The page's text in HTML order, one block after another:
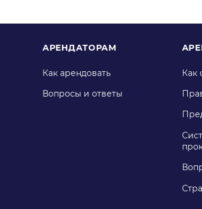
АРЕНДАТОРАМ
Как арендовать
Вопросы и ответы
Как